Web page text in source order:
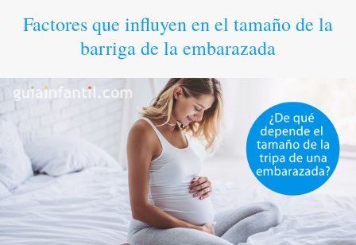
Factores que influyen en el tamaño de la
barriga de la embarazada